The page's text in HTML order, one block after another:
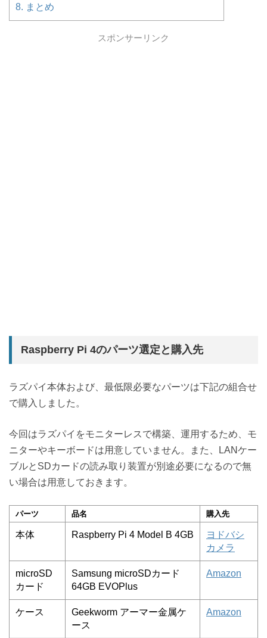
8. まとめ
スポンサーリンク
Raspberry Pi 4のパーツ選定と購入先
ラズパイ本体および、最低限必要なパーツは下記の組合せ
で購入しました。
今回はラズパイをモニターレスで構築、運用するため、モ
ニターやキーボードは用意していません。また、LANケー
ブルとSDカードの読み取り装置が別途必要になるので無
い場合は用意しておきます。
パーツ 品名 購入先
本体 Raspberry Pi 4 Model B 4GB
ヨドバシ
カメラ
microSD
カード
Samsung microSDカード
64GB EVOPlus
Amazon
ケース
Geekworm アーマー金属ケ
ース
Amazon